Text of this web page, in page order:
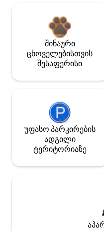
შინაური
ცხოველებისთვის
შესაფერისი
უფასო პარკირების
ადგილი
ტერიტორიაზე